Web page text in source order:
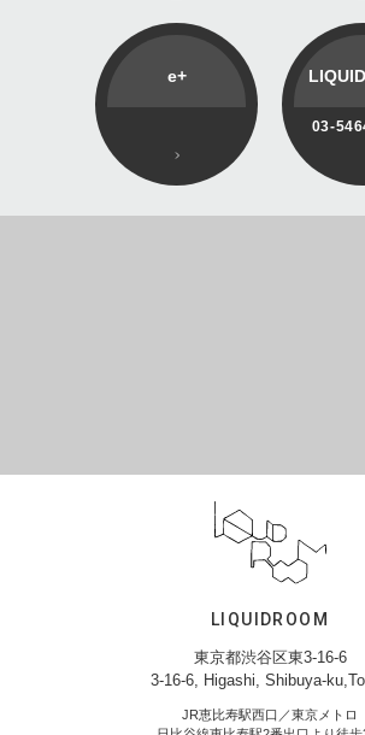
e+
03-
LIQUIDROOM
東京都渋谷区東3-16-6
3-16-6, Higashi, Shibuya-
JR恵比寿駅西口／東京メトロ